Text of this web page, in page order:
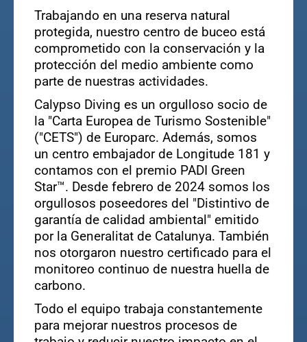
Trabajando en una reserva natural
protegida, nuestro centro de buceo está
comprometido con la conservación y la
protección del medio ambiente como
parte de nuestras actividades.
Calypso Diving es un orgulloso socio de
la "Carta Europea de Turismo Sostenible"
("CETS") de Europarc. Además, somos
un centro embajador de Longitude 181 y
contamos con el premio PADI Green
Star™. Desde febrero de 2024 somos los
orgullosos poseedores del "Distintivo de
garantía de calidad ambiental" emitido
por la Generalitat de Catalunya. También
nos otorgaron nuestro certificado para el
monitoreo continuo de nuestra huella de
carbono.
Todo el equipo trabaja constantemente
para mejorar nuestros procesos de